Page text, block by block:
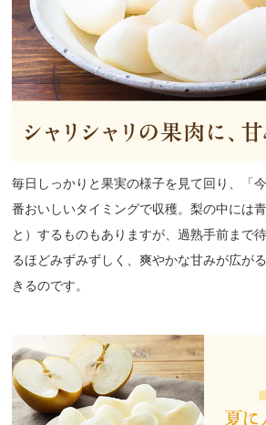
毎日しっかりと果実の様子を見て回り、「
番おいしいタイミングで収穫。梨の中には
と）するものもありますが、過熟手前まで
るほどみずみずしく、爽やかな甘みが広が
きるのです。